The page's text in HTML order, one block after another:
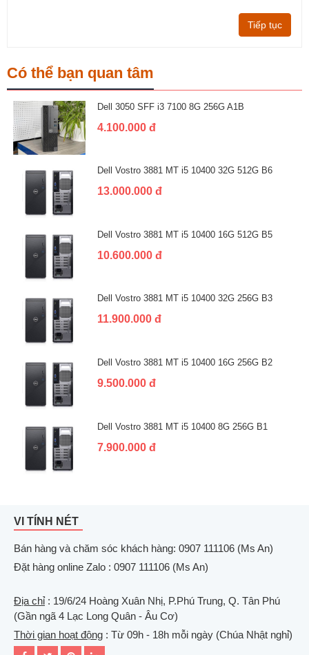
Tiếp tục
Có thể bạn quan tâm
Dell 3050 SFF i3 7100 8G 256G A1B
4.100.000 đ
Dell Vostro 3881 MT i5 10400 32G 512G B6
13.000.000 đ
Dell Vostro 3881 MT i5 10400 16G 512G B5
10.600.000 đ
Dell Vostro 3881 MT i5 10400 32G 256G B3
11.900.000 đ
Dell Vostro 3881 MT i5 10400 16G 256G B2
9.500.000 đ
Dell Vostro 3881 MT i5 10400 8G 256G B1
7.900.000 đ
VI TÍNH NÉT
Bán hàng và chăm sóc khách hàng: 0907 111106 (Ms An)
Đặt hàng online Zalo : 0907 111106 (Ms An)
Địa chỉ: 19/6/24 Hoàng Xuân Nhị, P.Phú Trung, Q. Tân Phú
(Gần ngã 4 Lạc Long Quân - Âu Cơ)
Thời gian hoạt động : Từ 09h - 18h mỗi ngày (Chúa Nhật nghỉ)